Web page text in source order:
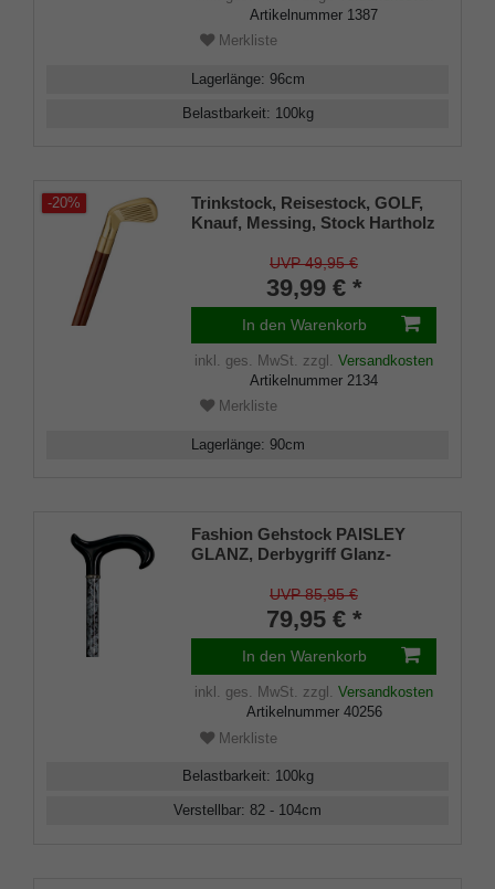
Artikelnummer 1387
Merkliste
Lagerlänge: 96cm
Belastbarkeit: 100kg
-20%
Trinkstock, Reisestock, GOLF,
Knauf, Messing, Stock Hartholz
Geheimfach, Damen, Herren,
Gummipuffer
UVP 49,95 €
39,99 € *
In den Warenkorb
inkl. ges. MwSt. zzgl. Versandkosten
Artikelnummer 2134
Merkliste
Lagerlänge: 90cm
Fashion Gehstock PAISLEY
GLANZ, Derbygriff Glanz-
schwarz-weißes Paisley-
Muster, Schwarzchromring,
höhenverstellbar 82-104 cm,
inkl. Gummipuffer
UVP 85,95 €
79,95 € *
In den Warenkorb
inkl. ges. MwSt. zzgl. Versandkosten
Artikelnummer 40256
Merkliste
Belastbarkeit: 100kg
Verstellbar: 82 - 104cm